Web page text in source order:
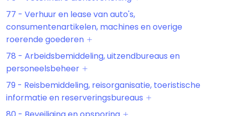
77 - Verhuur en lease van auto's,
consumentenartikelen, machines en overige
roerende goederen
78 - Arbeidsbemiddeling, uitzendbureaus en
personeelsbeheer
79 - Reisbemiddeling, reisorganisatie, toeristische
informatie en reserveringsbureaus